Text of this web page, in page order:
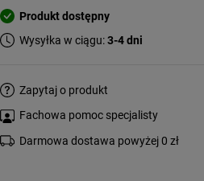
Produkt dostępny
Wysyłka w ciągu:3-4 dni
Zapytaj o produkt
Fachowa pomoc specjalisty
Darmowa dostawa powyżej 0 zł